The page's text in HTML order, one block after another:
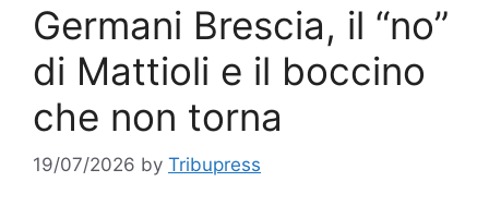
Germani Brescia, il “no”
di Mattioli e il boccino
che non torna
19/07/2026 by Tribupress